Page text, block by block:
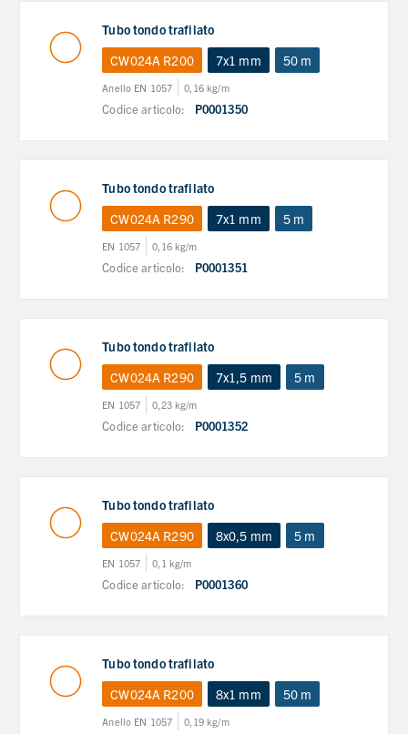
Tubo tondo trafilato
CW024A R200
7x1 mm 50 m
Anello EN 1057 0,16 kg/m
Codice articolo: P0001350
Tubo tondo trafilato
CW024A R290
7x1 mm 5 m
EN 1057 0,16 kg/m
Codice articolo: P0001351
Tubo tondo trafilato
CW024A R290
7x1,5 mm 5 m
EN 1057 0,23 kg/m
Codice articolo: P0001352
Tubo tondo trafilato
CW024A R290
8x0,5 mm 5 m
EN 1057 0,1 kg/m
Codice articolo: P0001360
Tubo tondo trafilato
CW024A R200
8x1 mm 50 m
Anello EN 1057 0,19 kg/m